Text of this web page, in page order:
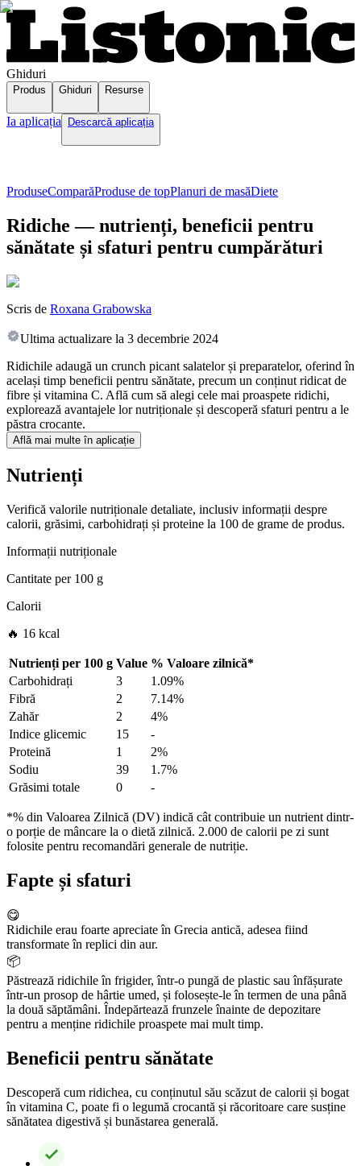
Ghiduri
Produs Ghiduri Resurse
Ia aplicația Descarcă aplicația
ProduseComparăProduse de topPlanuri de masăDiete
Ridiche — nutrienți, beneficii pentru
sănătate și sfaturi pentru cumpărături
Scris de Roxana Grabowska
Ultima actualizare la 3 decembrie 2024
Ridichile adaugă un crunch picant salatelor și preparatelor, oferind în
același timp beneficii pentru sănătate, precum un conținut ridicat de
fibre și vitamina C. Află cum să alegi cele mai proaspete ridichi,
explorează avantajele lor nutriționale și descoperă sfaturi pentru a le
păstra crocante.
Află mai multe în aplicație
Nutrienți
Verifică valorile nutriționale detaliate, inclusiv informații despre
calorii, grăsimi, carbohidrați și proteine la 100 de grame de produs.
Informații nutriționale
Cantitate per100 g
Calorii
🔥 16 kcal
Nutrienți per 100 g Value % Valoare zilnică*
Carbohidrați
3
1.09%
Fibră
2
7.14%
Zahăr
2
4%
Indice glicemic
15
-
Proteină
1
2%
Sodiu
39
1.7%
Grăsimi totale
0 -
*% din Valoarea Zilnică (DV) indică cât contribuie un nutrient dintr-
o porție de mâncare la o dietă zilnică. 2.000 de calorii pe zi sunt
folosite pentru recomandări generale de nutriție.
Fapte și sfaturi
😋
Ridichile erau foarte apreciate în Grecia antică, adesea fiind
transformate în replici din aur.
📦
Păstrează ridichile în frigider, într-o pungă de plastic sau înfășurate
într-un prosop de hârtie umed, și folosește-le în termen de una până
la două săptămâni. Îndepărtează frunzele înainte de depozitare
pentru a menține ridichile proaspete mai mult timp.
Beneficii pentru sănătate
Descoperă cum ridichea, cu conținutul său scăzut de calorii și bogat
în vitamina C, poate fi o legumă crocantă și răcoritoare care susține
sănătatea digestivă și bunăstarea generală.